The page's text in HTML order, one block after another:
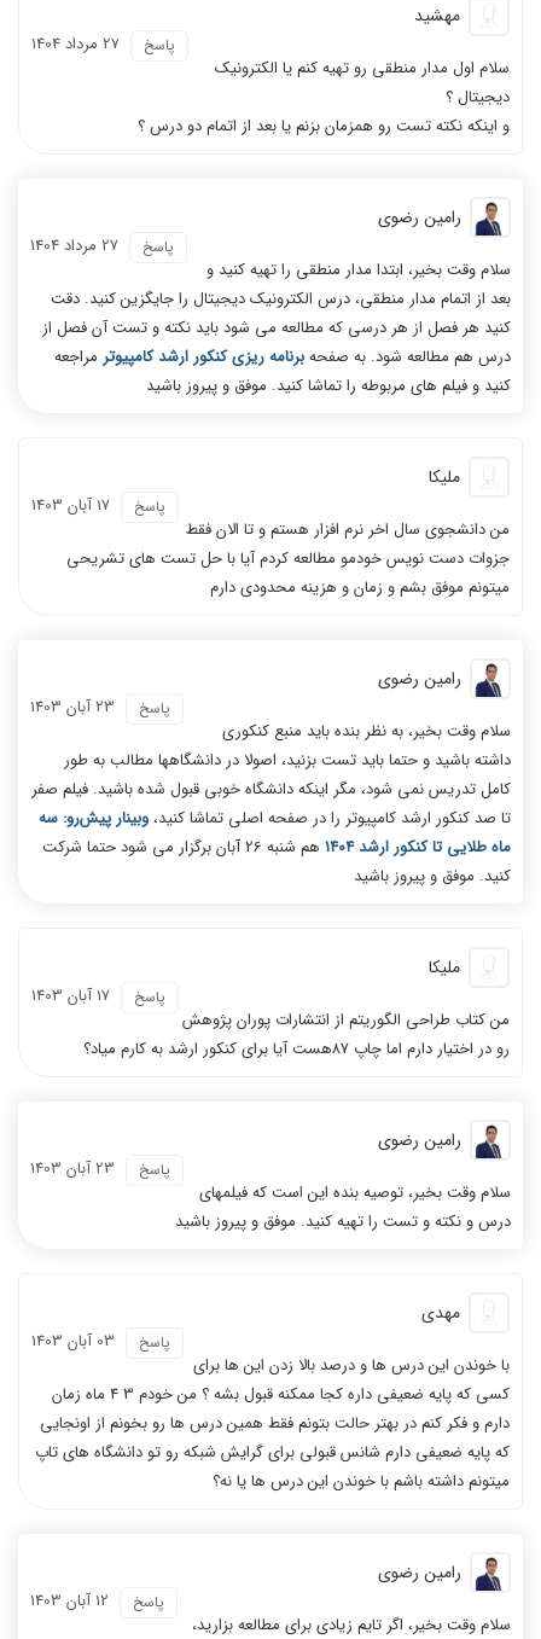
مهشید
27 مرداد 1404 پاسخ
سلام اول مدار منطقی رو تهیه کنم یا الکترونیک
دیجیتال ؟
و اینکه نکته تست رو همزمان بزنم یا بعد از اتمام دو درس ؟
رامین رضوی
27 مرداد 1404 پاسخ
سلام وقت بخیر، ابتدا مدار منطقی را تهیه کنید و
بعد از اتمام مدار منطقی، درس الکترونیک دیجیتال را جایگزین کنید. دقت
کنید هر فصل از هر درسی که مطالعه می شود باید نکته و تست آن فصل از
درس هم مطالعه شود. به صفحهبرنامه ریزی کنکور ارشد کامپیوتر مراجعه
کنید و فیلم های مربوطه را تماشا کنید. موفق و پیروز باشید
ملیکا
17 آبان 1403 پاسخ
من دانشجوی سال اخر نرم افزار هستم و تا الان فقط
جزوات دست نویس خودمو مطالعه کردم آیا با حل تست های تشریحی
میتونم موفق بشم و زمان و هزینه محدودی دارم
رامین رضوی
23 آبان 1403 پاسخ
سلام وقت بخیر، به نظر بنده باید منبع کنکوری
داشته باشید و حتما باید تست بزنید، اصولا در دانشگاهها مطالب به طور
کامل تدریس نمی شود، مگر اینکه دانشگاه خوبی قبول شده باشید. فیلم صفر
تا صد کنکور ارشد کامپیوتر را در صفحه اصلی تماشا کنید، وبینار پیش‌رو: سه
ماه طلایی تا کنکور ارشد ۱۴۰۴
هم شنبه 26 آبان برگزار می شود حتما شرکت
کنید. موفق و پیروز باشید
ملیکا
17 آبان 1403 پاسخ
من کتاب طراحی الگوریتم از انتشارات پوران پژوهش
رو در اختیار دارم اما چاپ ۸۷هست آیا برای کنکور ارشد به کارم میاد؟
رامین رضوی
23 آبان 1403 پاسخ
سلام وقت بخیر، توصیه بنده این است که فیلمهای
درس و نکته و تست را تهیه کنید. موفق و پیروز باشید
مهدی
03 آبان 1403 پاسخ
با خوندن این درس ها و درصد بالا زدن این ها برای
کسی که پایه ضعیفی داره کجا ممکنه قبول بشه ؟ من خودم 3 4 ماه زمان
دارم و فکر کنم در بهتر حالت بتونم فقط همین درس ها رو بخونم از اونجایی
که پایه ضعیفی دارم شانس قبولی برای گرایش شبکه رو تو دانشگاه های تاپ
میتونم داشته باشم با خوندن این درس ها یا نه؟
رامین رضوی
12 آبان 1403 پاسخ
سلام وقت بخیر، اگر تایم زیادی برای مطالعه بزارید،